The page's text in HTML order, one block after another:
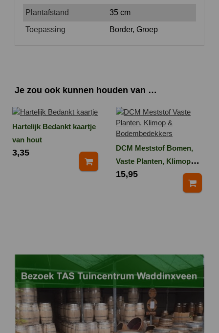
Plantafstand 35 cm
Toepassing Border, Groep
Je zou ook kunnen houden van …
Hartelijk Bedankt kaartje
van hout
3,35
DCM Meststof Bomen,
Vaste Planten, Klimop
en Bodembedekkers 3
15,95